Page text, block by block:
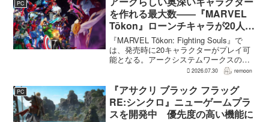
PC
を作れる最大数――『MARVEL
Tōkon』ローンチキャラが20人に
なった理由
『MARVEL Tōkon: Fighting Souls』で
は、発売時に20キャラクターがプレイ可
能となる。アークシステムワークスの山
中丈嗣プロデューサーは、この人数につ
果だと説明。そのうえで、同社らし...
2026.07.30 remoon
PC
『アサクリ ブラック フラッグ
RE:シンクロ』ニューゲームプラ
スを開発中 優先度の高い機能に